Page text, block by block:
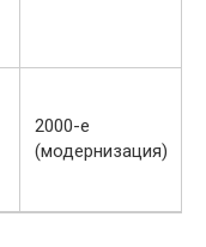
2000-е
(модернизация)